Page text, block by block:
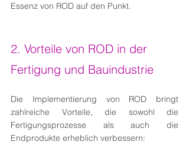
Essenz von ROD auf den Punkt.
2. Vorteile von ROD in der
Fertigung und Bauindustrie
Die Implementierung von ROD bringt
zahlreiche Vorteile, die sowohl die
Fertigungsprozesse als auch die
Endprodukte erheblich verbessern: